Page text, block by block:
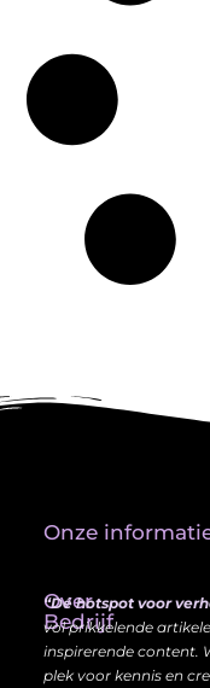
Over
Bedrijf
“Dé hotspot voor
vol prikkelende
inspirerende content.
plek voor kennis en
Onze